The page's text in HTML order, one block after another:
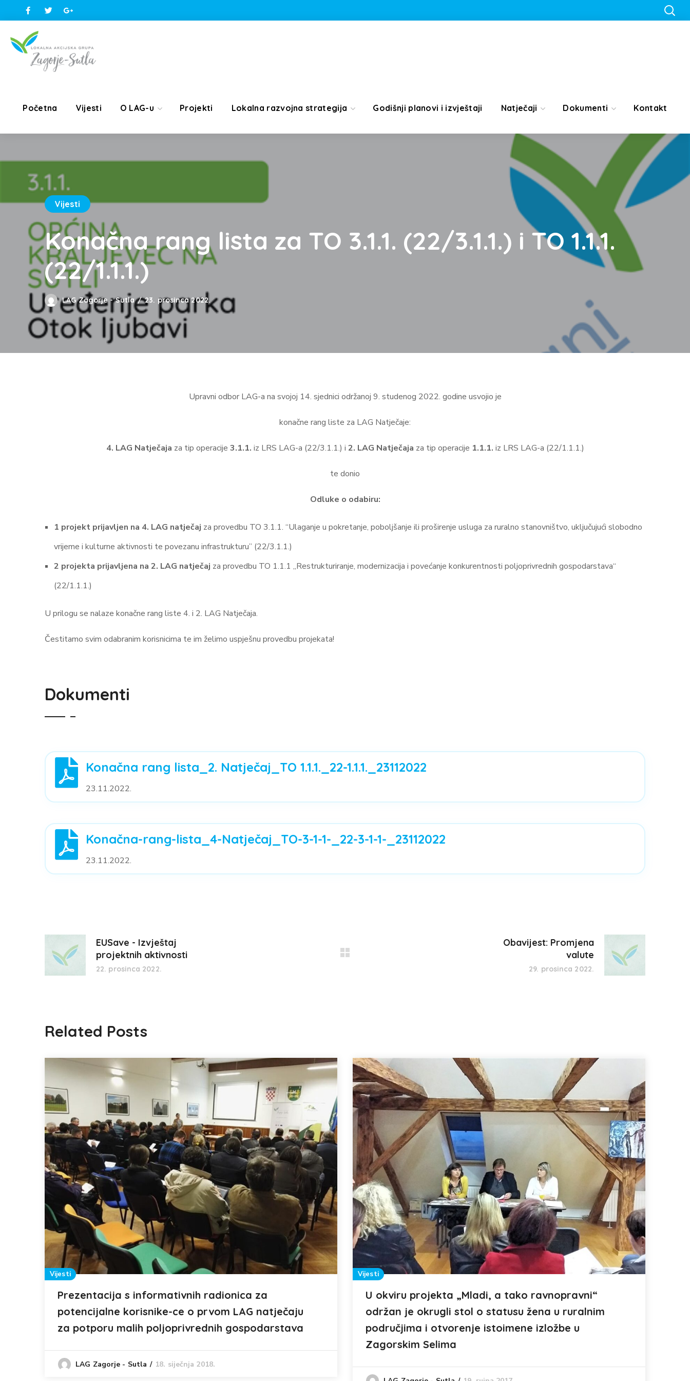
Početna Vijesti O LAG-u Projekti Lokalna razvojna strategija Godišnji planovi i izvještaji Natječaji Dokumenti Kontakt
Vijesti
Konačna rang lista za TO 3.1.1. (22/3.1.1.) i TO 1.1.1.
(22/1.1.1.)
LAG Zagorje - Sutla 23. prosinca 2022.
Upravni odbor LAG-a na svojoj 14. sjednici održanoj 9. studenog 2022. godine usvojio je
konačne rang liste za LAG Natječaje:
4. LAG Natječaja za tip operacije 3.1.1. iz LRS LAG-a (22/3.1.1.) i 2. LAG Natječaja za tip operacije 1.1.1. iz LRS LAG-a (22/1.1.1.)
te donio
Odluke o odabiru:
1 projekt prijavljen na 4. LAG natječaj za provedbu TO 3.1.1. “Ulaganje u pokretanje, poboljšanje ili proširenje usluga za ruralno stanovništvo, uključujući slobodno
vrijeme i kulturne aktivnosti te povezanu infrastrukturu” (22/3.1.1.)
2 projekta prijavljena na 2. LAG natječaj za provedbu TO 1.1.1 „Restrukturiranje, modernizacija i povećanje konkurentnosti poljoprivrednih gospodarstava“
(22/1.1.1.)
U prilogu se nalaze konačne rang liste 4. i 2. LAG Natječaja.
Čestitamo svim odabranim korisnicima te im želimo uspješnu provedbu projekata!
Dokumenti
Konačna rang lista_2. Natječaj_TO 1.1.1._22-1.1.1._23112022
23.11.2022.
Konačna-rang-lista_4-Natječaj_TO-3-1-1-_22-3-1-1-_23112022
23.11.2022.
EUSave - Izvještaj
projektnih aktivnosti
22. prosinca 2022.
Obavijest: Promjena
valute
29. prosinca 2022.
Related Posts
Vijesti
Prezentacija s informativnih radionica za
potencijalne korisnike-ce o prvom LAG natječaju
za potporu malih poljoprivrednih gospodarstava
LAG Zagorje - Sutla 18. siječnja 2018.
Vijesti
U okviru projekta „Mladi, a tako ravnopravni“
održan je okrugli stol o statusu žena u ruralnim
područjima i otvorenje istoimene izložbe u
Zagorskim Selima